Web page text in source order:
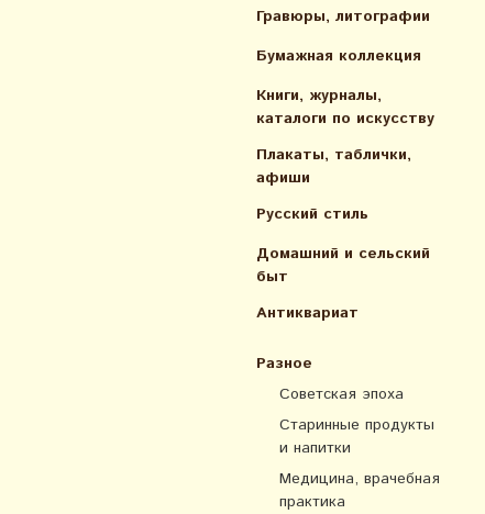
Гравюры, литографии
Бумажная коллекция
Книги, журналы,
каталоги по искусcтву
Плакаты, таблички,
афиши
Русский стиль
Домашний и сельский
быт
Антиквариат
Разное
Советская эпоха
Старинные продукты
и напитки
Медицина, врачебная
практика